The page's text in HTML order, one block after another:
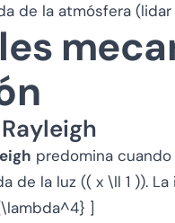
de la atmósfera (lidar
predomina
de la luz (( x \ll 1 )).
]